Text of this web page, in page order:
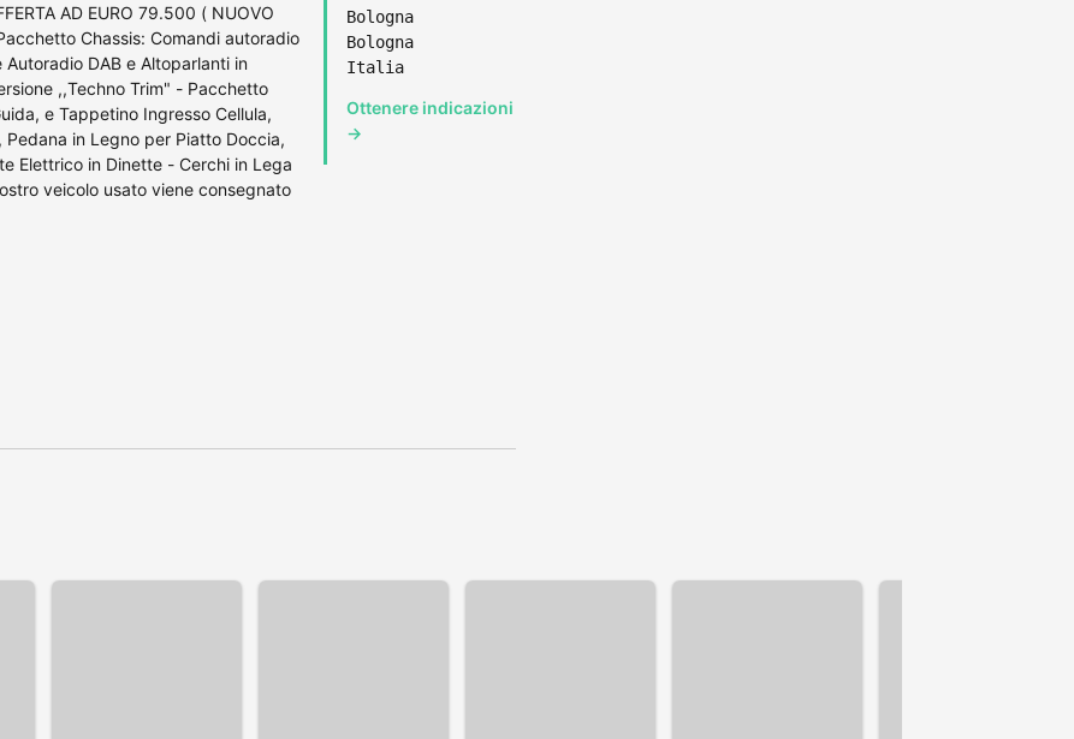
AD EURO 79.500 ( NUOVO
Chassis: Comandi autoradio
DAB e Altoparlanti in
,,Techno Trim" - Pacchetto
e Tappetino Ingresso Cellula,
in Legno per Piatto Doccia,
Elettrico in Dinette - Cerchi in Lega
veicolo usato viene consegnato
Bologna
Bologna
Italia
Ottenere indicazioni
→